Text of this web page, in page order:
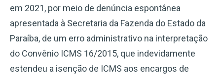
em 2021, por meio de denúncia espontânea
apresentada à Secretaria da Fazenda do Estado da
Paraíba, de um erro administrativo na interpretação
do Convênio ICMS 16/2015, que indevidamente
estendeu a isenção de ICMS aos encargos de